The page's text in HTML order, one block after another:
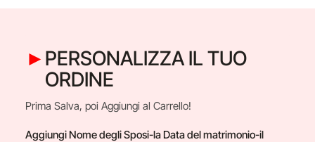
PERSONALIZZA IL TUO
ORDINE
Prima Salva, poi Aggiungi al Carrello!
Aggiungi Nome degli Sposi-la Data del matrimonio-il